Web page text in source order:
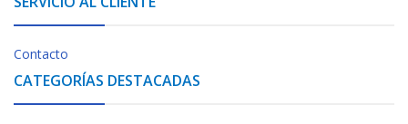
Contacto
CATEGORÍAS DESTACADAS